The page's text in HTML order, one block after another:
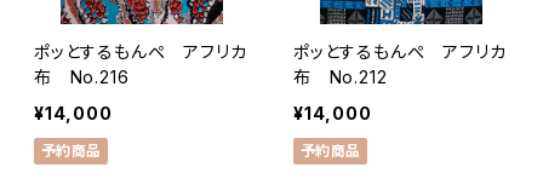
ポッとするもんぺ アフリカ
布 No.216
¥14,000
予約商品
ポッとするもんぺ アフリカ
布 No.212
¥14,000
予約商品